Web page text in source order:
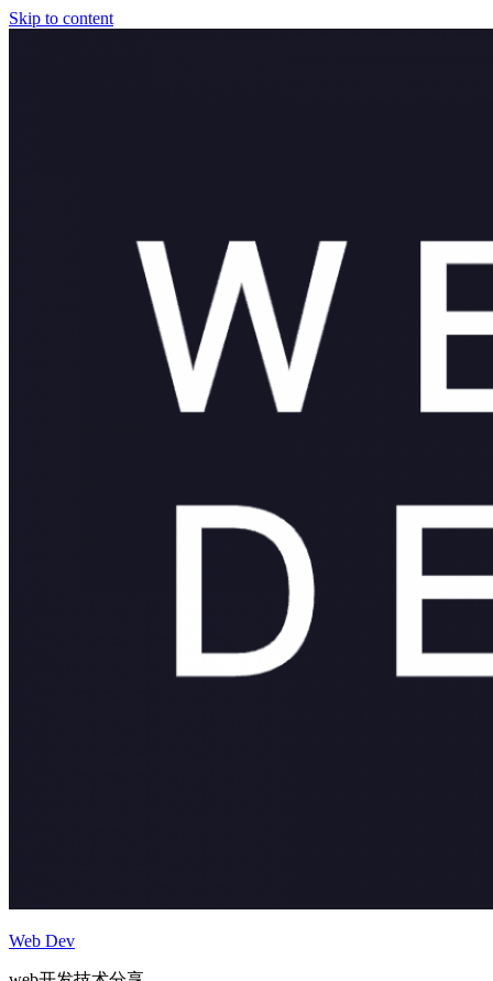
Skip to content
Web Dev